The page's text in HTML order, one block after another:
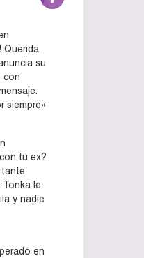
Querida
su
con
siempre»
tu ex?
le
y nadie
en